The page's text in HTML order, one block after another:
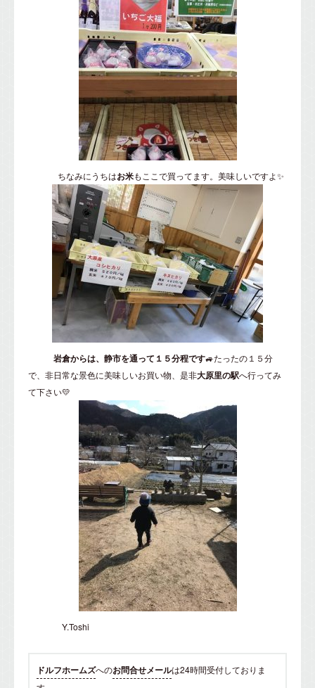
ちなみにうちはお米もここで買ってます。美味しいですよ✨
岩倉からは、静市を通って１５分程です🚙たったの１５分
で、非日常な景色に美味しいお買い物、是非大原里の駅へ行ってみ
て下さい💛
Y.Toshi
ドルフホームズへのお問合せメールは24時間受付しておりま